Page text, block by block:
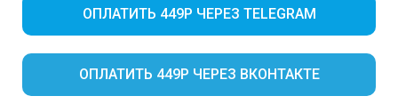
ОПЛАТИТЬ 449Р ЧЕРЕЗ TELEGRAM
ОПЛАТИТЬ 449Р ЧЕРЕЗ ВКОНТАКТЕ